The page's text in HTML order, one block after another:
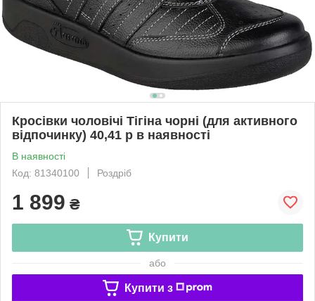
Кросівки чоловічі Тігіна чорні (для активного
відпочинку) 40,41 р в наявності
В наявності
Код: 81340100
Роздріб
1 899 ₴
Купити
або
Купити з